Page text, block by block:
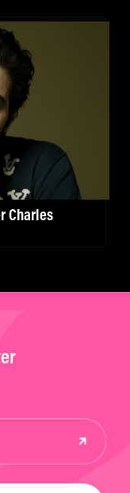
Charles